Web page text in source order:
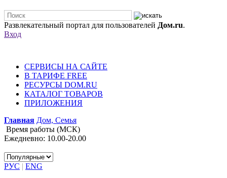
Развлекательный портал для пользователей Дом.ru.
Вход
СЕРВИСЫ НА САЙТЕ
В ТАРИФЕ FREE
РЕСУРСЫ DOM.RU
КАТАЛОГ ТОВАРОВ
ПРИЛОЖЕНИЯ
Главная Дом, Семья
Время работы (МСК)
Ежедневно: 10.00-20.00
РУС | ENG